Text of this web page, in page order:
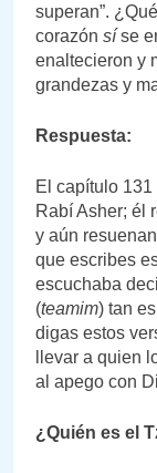
superan”.
corazón síse
enaltecieron y
grandezas y
Respuesta:
El capítulo
Rabí Asher; él
y aún
que escribes
escuchaba
(teamim) tan
digas estos
llevar a quien
al apego con
¿Quién es el